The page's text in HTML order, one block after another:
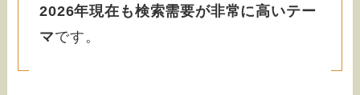
2026年現在も検索需要が非常に高いテー
マです。